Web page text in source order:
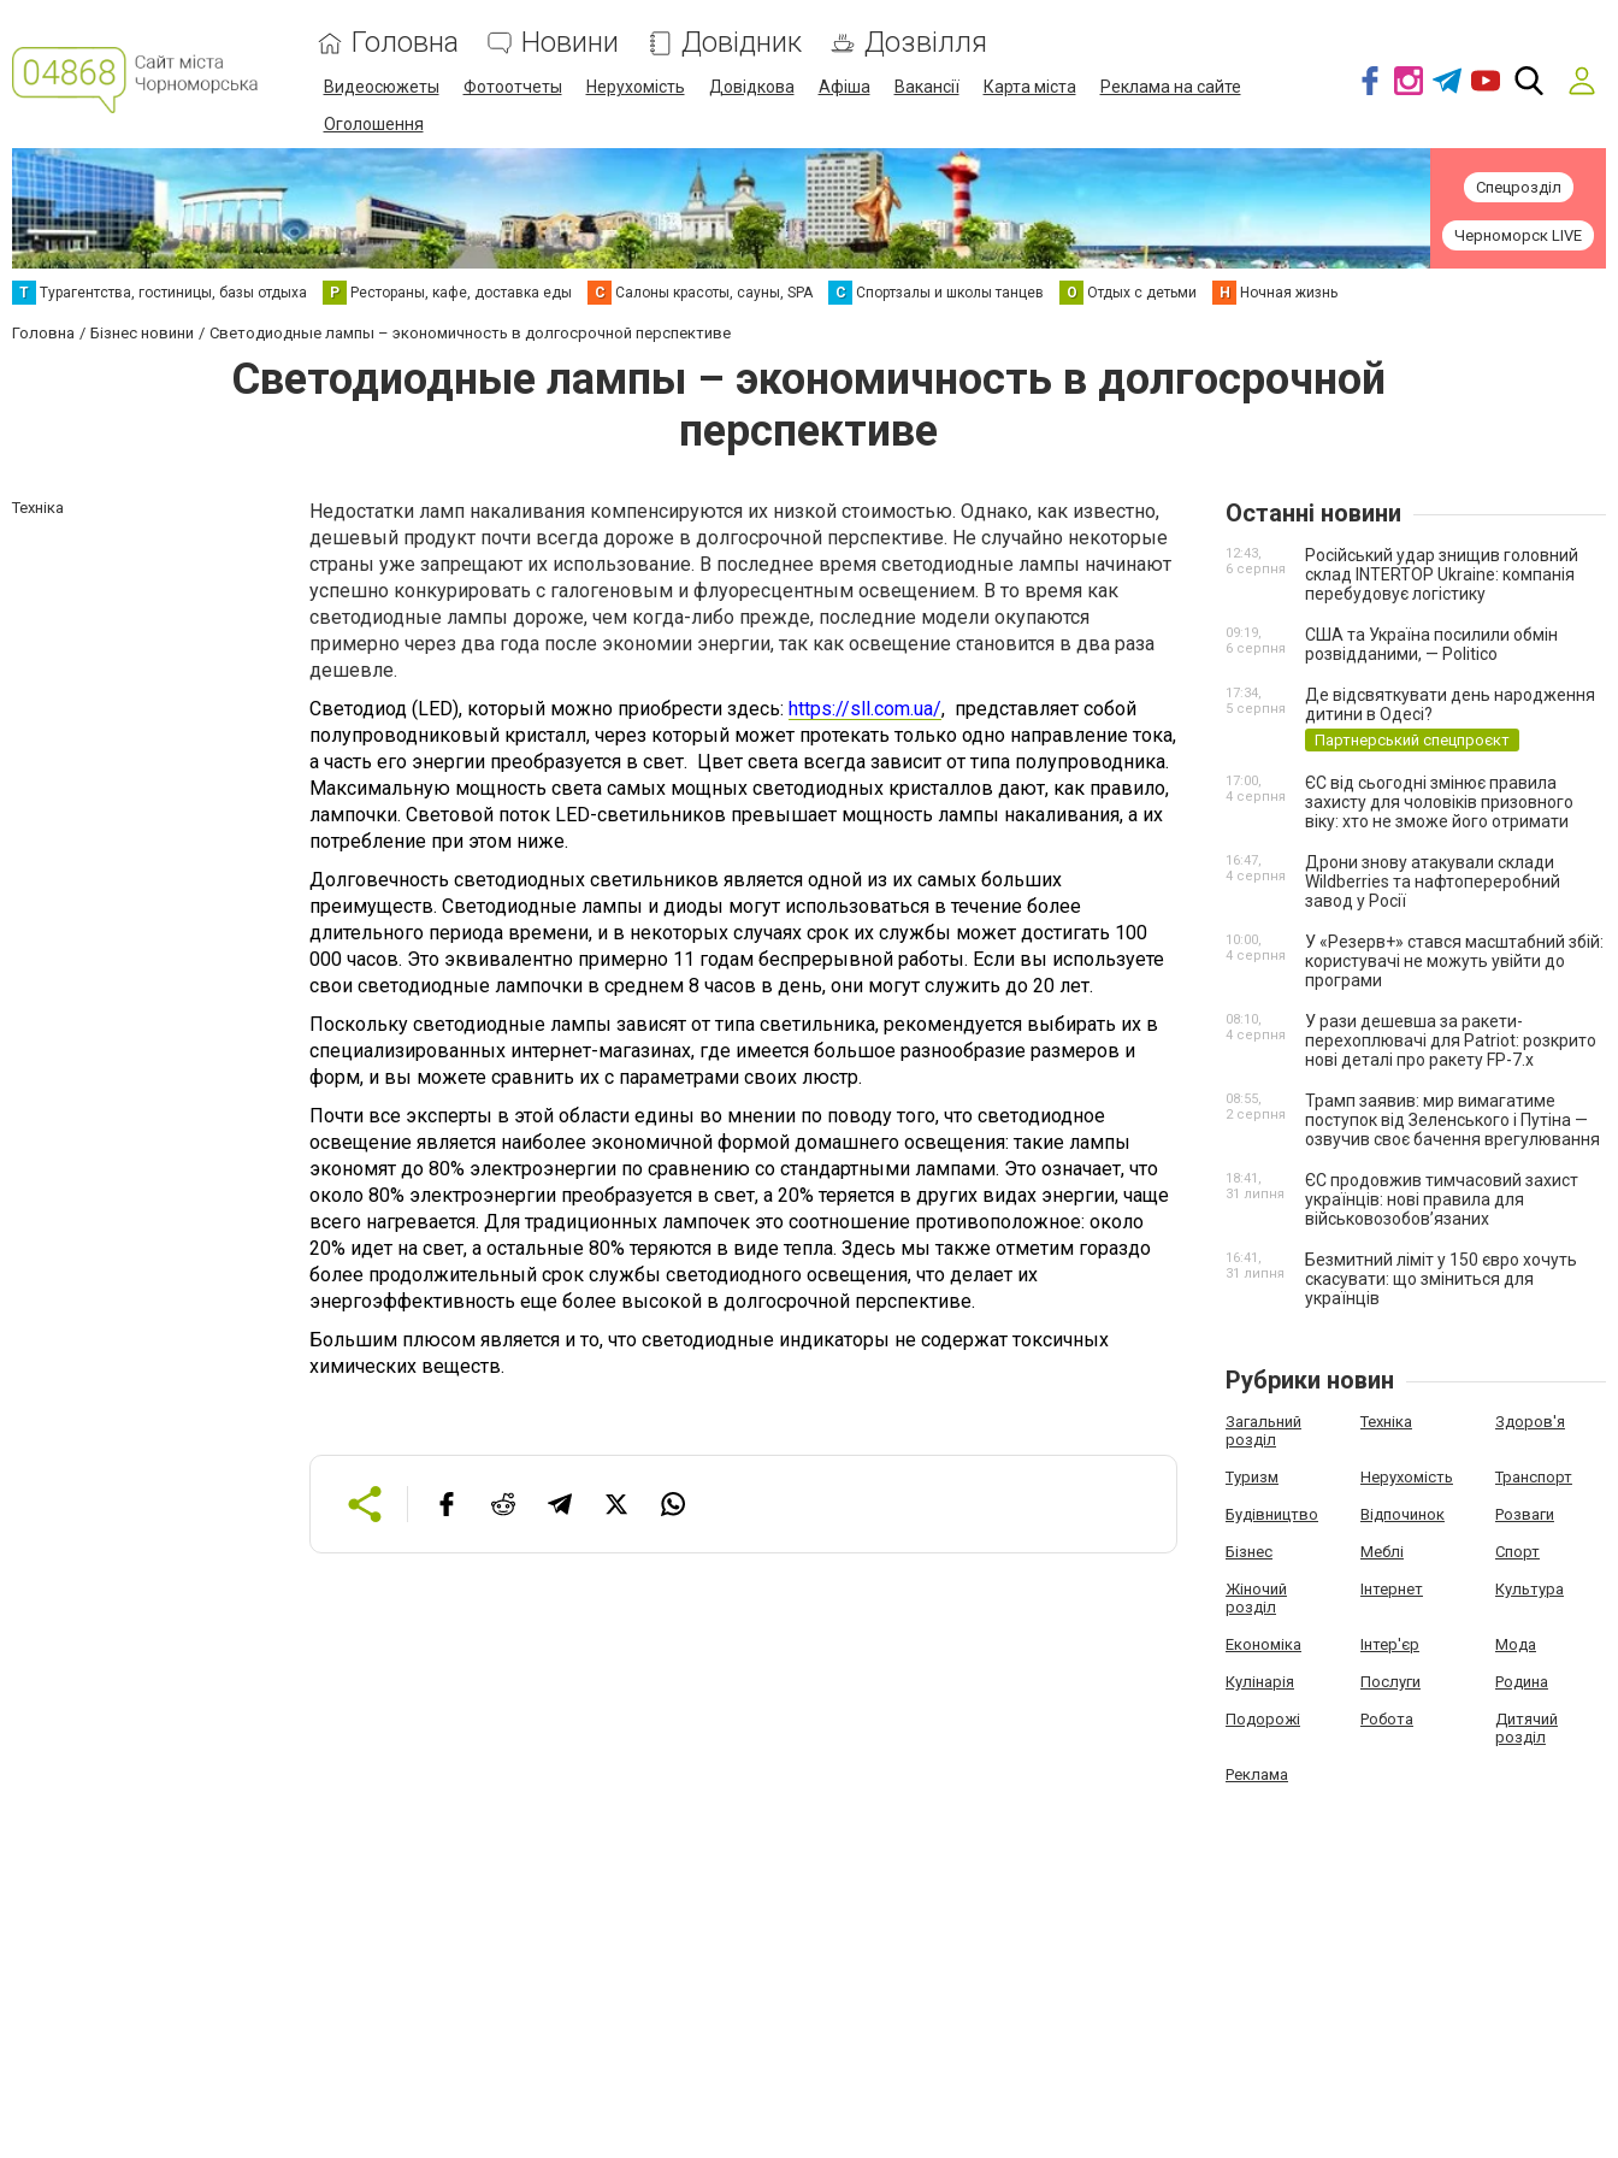
Головна Новини Довідник Дозвілля
Видеосюжеты Фотоотчеты Нерухомість Довідкова Афіша Вакансії Карта міста
Реклама на сайте
Оголошення
Спецрозділ
Черноморск LIVE
Т Турагентства, гостиницы, базы отдыха Р Рестораны, кафе, доставка еды С Салоны красоты, сауны, SPA С Спортзалы и школы танцев О Отдых с детьми Н Ночная жизнь
Головна Бізнес новини Светодиодные лампы – экономичность в долгосрочной перспективе
Светодиодные лампы – экономичность в долгосрочной
перспективе
Техніка
Недостатки ламп накаливания компенсируются их низкой стоимостью. Однако, как известно,
дешевый продукт почти всегда дороже в долгосрочной перспективе. Не случайно некоторые
страны уже запрещают их использование. В последнее время светодиодные лампы начинают
успешно конкурировать с галогеновым и флуоресцентным освещением. В то время как
светодиодные лампы дороже, чем когда-либо прежде, последние модели окупаются
примерно через два года после экономии энергии, так как освещение становится в два раза
дешевле.
Светодиод (LED), который можно приобрести здесь: https://sll.com.ua/, представляет собой
полупроводниковый кристалл, через который может протекать только одно направление тока,
а часть его энергии преобразуется в свет. Цвет света всегда зависит от типа полупроводника.
Максимальную мощность света самых мощных светодиодных кристаллов дают, как правило,
лампочки. Световой поток LED-светильников превышает мощность лампы накаливания, а их
потребление при этом ниже.
Долговечность светодиодных светильников является одной из их самых больших
преимуществ. Светодиодные лампы и диоды могут использоваться в течение более
длительного периода времени, и в некоторых случаях срок их службы может достигать 100
000 часов. Это эквивалентно примерно 11 годам беспрерывной работы. Если вы используете
свои светодиодные лампочки в среднем 8 часов в день, они могут служить до 20 лет.
Поскольку светодиодные лампы зависят от типа светильника, рекомендуется выбирать их в
специализированных интернет-магазинах, где имеется большое разнообразие размеров и
форм, и вы можете сравнить их с параметрами своих люстр.
Почти все эксперты в этой области едины во мнении по поводу того, что светодиодное
освещение является наиболее экономичной формой домашнего освещения: такие лампы
экономят до 80% электроэнергии по сравнению со стандартными лампами. Это означает, что
около 80% электроэнергии преобразуется в свет, а 20% теряется в других видах энергии, чаще
всего нагревается. Для традиционных лампочек это соотношение противоположное: около
20% идет на свет, а остальные 80% теряются в виде тепла. Здесь мы также отметим гораздо
более продолжительный срок службы светодиодного освещения, что делает их
энергоэффективность еще более высокой в ​​долгосрочной перспективе.
Большим плюсом является и то, что светодиодные индикаторы не содержат токсичных
химических веществ.
Останні новини
Російський удар знищив головний
склад INTERTOP Ukraine: компанія
перебудовує логістику
12:43,
6 серпня
США та Україна посилили обмін
розвідданими, — Politico
09:19,
6 серпня
Де відсвяткувати день народження
дитини в Одесі?
Партнерський спецпроєкт
17:34,
5 серпня
ЄС від сьогодні змінює правила
захисту для чоловіків призовного
віку: хто не зможе його отримати
17:00,
4 серпня
Дрони знову атакували склади
Wildberries та нафтопереробний
завод у Росії
16:47,
4 серпня
У «Резерв+» стався масштабний збій:
користувачі не можуть увійти до
програми
10:00,
4 серпня
У рази дешевша за ракети-
перехоплювачі для Patriot: розкрито
нові деталі про ракету FP-7.x
08:10,
4 серпня
Трамп заявив: мир вимагатиме
поступок від Зеленського і Путіна —
озвучив своє бачення врегулювання
08:55,
2 серпня
ЄС продовжив тимчасовий захист
українців: нові правила для
військовозобов’язаних
18:41,
31 липня
Безмитний ліміт у 150 євро хочуть
скасувати: що зміниться для
українців
16:41,
31 липня
Рубрики новин
Загальний
розділ
Техніка Здоров'я
Туризм Нерухомість Транспорт
Будівництво Відпочинок Розваги
Бізнес Меблі Спорт
Жіночий
розділ
Інтернет Культура
Економіка Інтер'єр Мода
Кулінарія Послуги Родина
Подорожі Робота
Дитячий
розділ
Реклама